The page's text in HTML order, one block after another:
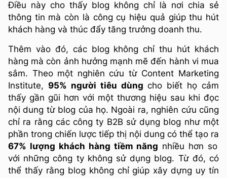
Điều này cho thấy blog không chỉ là nơi chia sẻ
thông tin mà còn là công cụ hiệu quả giúp thu hút
khách hàng và thúc đẩy tăng trưởng doanh thu.
Thêm vào đó, các blog không chỉ thu hút khách
hàng mà còn ảnh hưởng mạnh mẽ đến hành vi mua
sắm. Theo một nghiên cứu từ Content Marketing
Institute, 95% người tiêu dùng cho biết họ cảm
thấy gần gũi hơn với một thương hiệu sau khi đọc
nội dung từ blog của họ. Ngoài ra, nghiên cứu cũng
chỉ ra rằng các công ty B2B sử dụng blog như một
phần trong chiến lược tiếp thị nội dung có thể tạo ra
67% lượng khách hàng tiềm năng nhiều hơn so
với những công ty không sử dụng blog. Từ đó, có
thể thấy rằng blog không chỉ giúp xây dựng uy tín